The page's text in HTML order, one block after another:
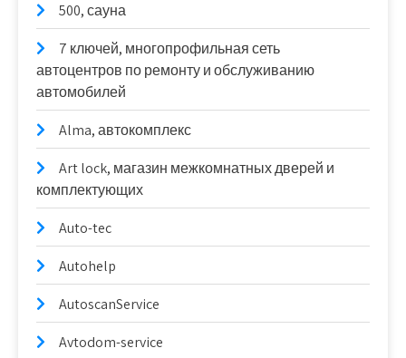
500, сауна
7 ключей, многопрофильная сеть
автоцентров по ремонту и обслуживанию
автомобилей
Alma, автокомплекс
Art lock, магазин межкомнатных дверей и
комплектующих
Auto-tec
Autohelp
AutoscanService
Avtodom-service